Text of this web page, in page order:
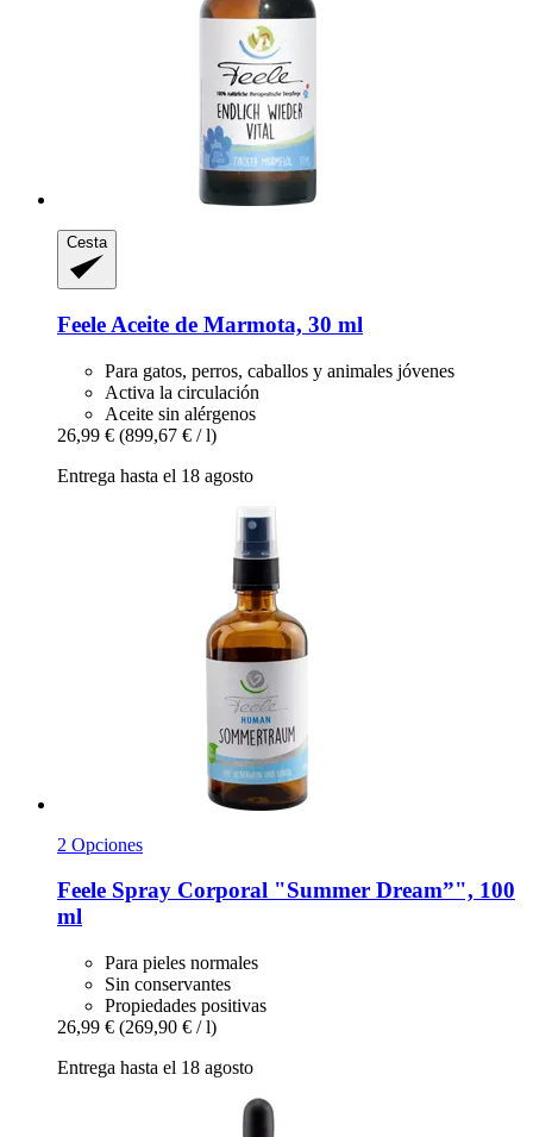
Cesta
Feele Aceite de Marmota, 30 ml
Para gatos, perros, caballos y animales jóvenes
Activa la circulación
Aceite sin alérgenos
26,99 € (899,67 € / l)
Entrega hasta el 18 agosto
2 Opciones
Feele Spray Corporal "Summer Dream”", 100
ml
Para pieles normales
Sin conservantes
Propiedades positivas
26,99 € (269,90 € / l)
Entrega hasta el 18 agosto